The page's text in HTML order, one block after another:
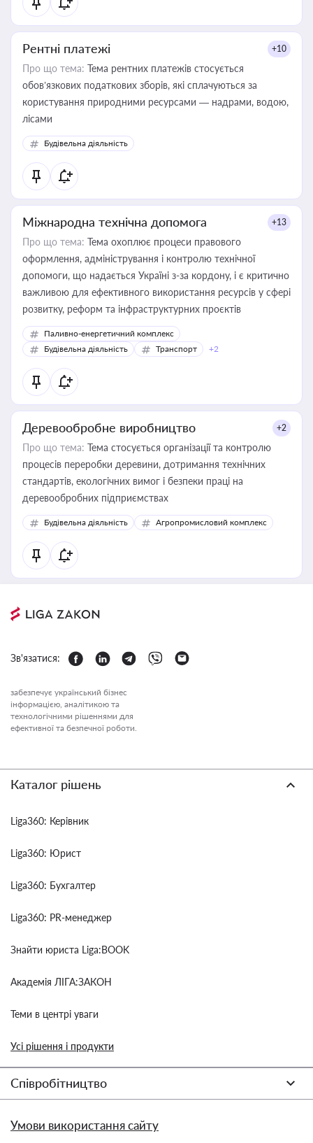
Рентні платежі +10
Про що тема: Тема рентних платежів стосується
обов’язкових податкових зборів, які сплачуються за
користування природними ресурсами — надрами, водою,
лісами
Будівельна діяльність
Міжнародна технічна допомога +13
Про що тема: Тема охоплює процеси правового
оформлення, адміністрування і контролю технічної
допомоги, що надається Україні з-за кордону, і є критично
важливою для ефективного використання ресурсів у сфері
розвитку, реформ та інфраструктурних проєктів
Паливно-енергетичний комплекс
Будівельна діяльність
Транспорт +2
Деревообробне виробництво +2
Про що тема: Тема стосується організації та контролю
процесів переробки деревини, дотримання технічних
стандартів, екологічних вимог і безпеки праці на
деревообробних підприємствах
Будівельна діяльність Агропромисловий комплекс
Зв'язатися:
забезпечує український бізнес
інформацією, аналітикою та
технологічними рішеннями для
ефективної та безпечної роботи.
Каталог рішень
Liga360: Керівник
Liga360: Юрист
Liga360: Бухгалтер
Liga360: PR-менеджер
Знайти юриста Liga:BOOK
Академія ЛІГА:ЗАКОН
Теми в центрі уваги
Усі рішення і продукти
Співробітництво
Умови використання сайту